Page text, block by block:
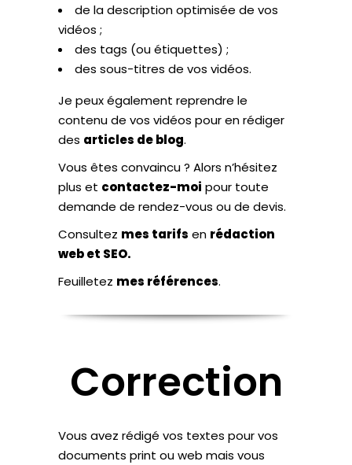
de la description optimisée de vos
vidéos ;
des tags (ou étiquettes) ;
des sous-titres de vos vidéos.
Je peux également reprendre le
contenu de vos vidéos pour en rédiger
des articles de blog.
Vous êtes convaincu ? Alors n’hésitez
plus et contactez-moi pour toute
demande de rendez-vous ou de devis.
Consultez mes tarifs en rédaction
web et SEO.
Feuilletez mes références.
Correction
Vous avez rédigé vos textes pour vos
documents print ou web mais vous